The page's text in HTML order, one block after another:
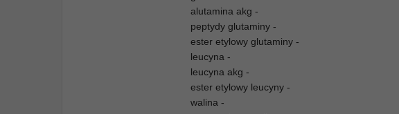
alutamina akg -
peptydy glutaminy -
ester etylowy glutaminy -
leucyna -
leucyna akg -
ester etylowy leucyny -
walina -